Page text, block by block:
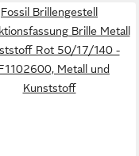
Fossil Brillengestell
Brille Metall
Rot 50/17/140 -
Metall und
Kunststoff